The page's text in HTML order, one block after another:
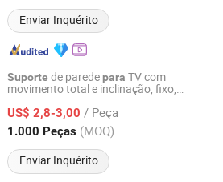
Enviar Inquérito
Suporte de paredepara TV com
movimento total e inclinação, fixo,
US$ 2,8-3,00 / Peça
1.000 Peças (MOQ)
Enviar Inquérito
Co., Ltd.
Desde 2022